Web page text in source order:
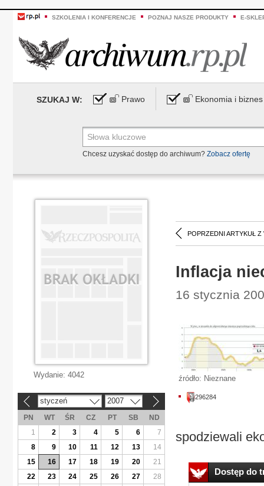
SZKOLENIA I KONFERENCJE POZNAJ NASZE PRODUKTY E-
SZUKAJ W: Prawo Ekonomia i biznes
Chcesz uzyskać dostęp do archiwum? Zobacz ofertę
POPRZEDNI ARTYKUŁ Z
Inflacja
16 stycznia
źródło: Nieznane
296284
spodziewali
Dostęp do
Wydanie: 4042
styczeń 2007
PN WT ŚR CZ PT SB
ND
1
2 3 4 5 6
7
8
9 10 11 12 13
14
15
16 17 18 19 20
21
22
23 24 25 26 27
28